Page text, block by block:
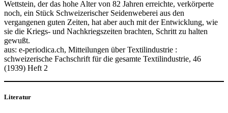
Wettstein, der das hohe Alter von 82 Jahren erreichte, verkörperte
noch, ein Stück Schweizerischer Seidenweberei aus den
vergangenen guten Zeiten, hat aber auch mit der Entwicklung, wie
sie die Kriegs- und Nachkriegszeiten brachten, Schritt zu halten
gewußt.
aus: e-periodica.ch, Mitteilungen über Textilindustrie :
schweizerische Fachschrift für die gesamte Textilindustrie, 46
(1939) Heft 2
Literatur